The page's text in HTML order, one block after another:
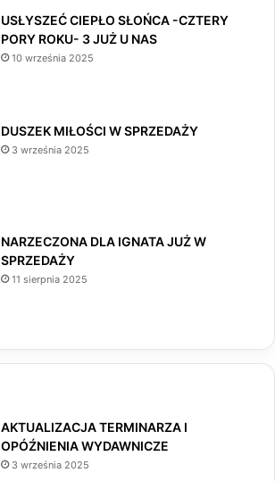
e
b
k
a
T
o
USŁYSZEĆ CIEPŁO SŁOŃCA -CZTERY
PORY ROKU- 3 JUŻ U NAS
10 września 2025
DUSZEK MIŁOŚCI W SPRZEDAŻY
3 września 2025
NARZECZONA DLA IGNATA JUŻ W
SPRZEDAŻY
11 sierpnia 2025
AKTUALIZACJA TERMINARZA I
OPÓŹNIENIA WYDAWNICZE
3 września 2025